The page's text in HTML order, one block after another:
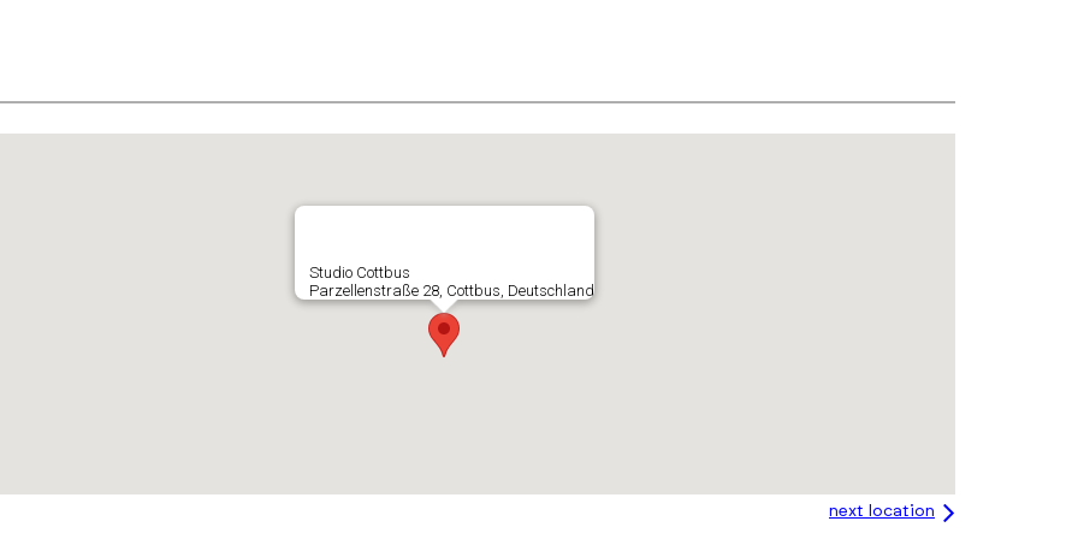
Studio Cottbus
Parzellenstraße 28, Cottbus, Deutschland
next location